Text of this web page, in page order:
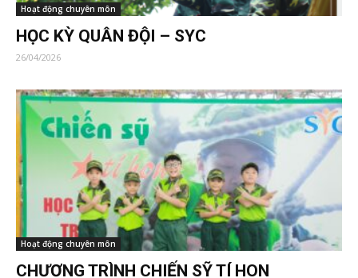
Hoạt động chuyên môn
HỌC KỲ QUÂN ĐỘI – SYC
26/04/2026
Hoạt động chuyên môn
CHƯƠNG TRÌNH CHIẾN SỸ TÍ HON